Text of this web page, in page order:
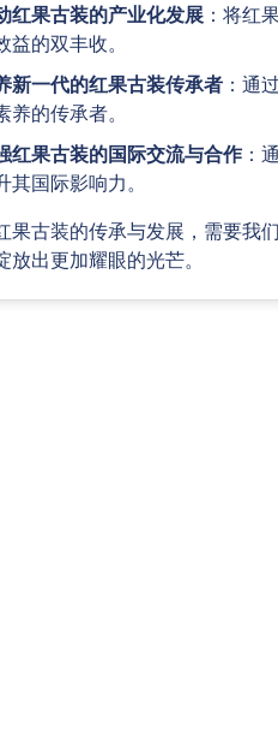
红果古装的产业化发展 ：将红
益的双丰收。
新一代的红果古装传承者 ：通
养的传承者。
红果古装的国际交流与合作：
其国际影响力。
果古装的传承与发展，需要我
放出更加耀眼的光芒。